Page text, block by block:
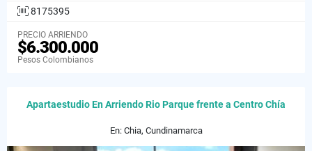
8175395
PRECIO ARRIENDO
$6.300.000
Pesos Colombianos
Apartaestudio En Arriendo Rio Parque frente a Centro Chía
En: Chia, Cundinamarca